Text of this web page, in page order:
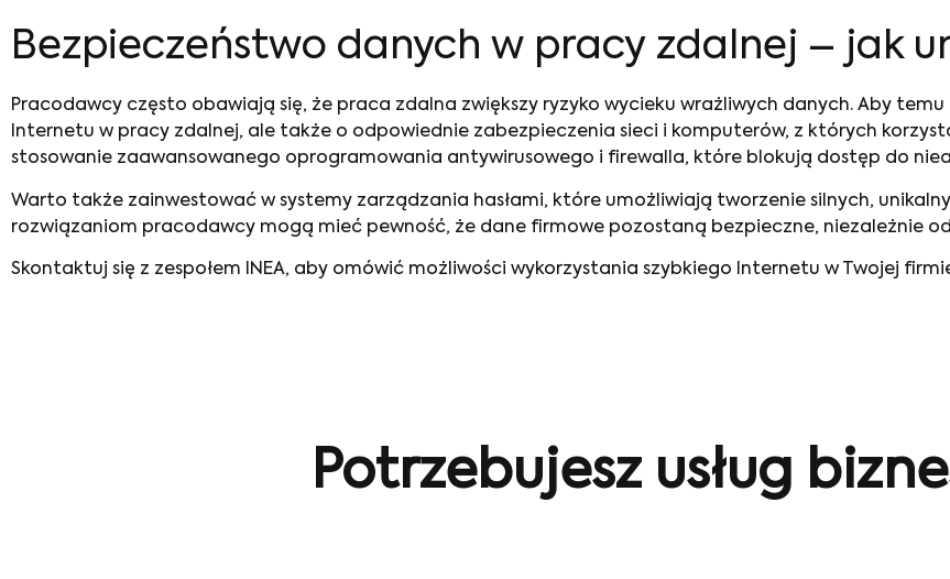
Bezpieczeństwo danych w pracy zdalnej – jak
Pracodawcy często obawiają się, że praca zdalna zwiększy ryzyko wycieku wrażliwych danych. Aby
Internetu w pracy zdalnej, ale także o odpowiednie zabezpieczenia sieci i komputerów, z których
stosowanie zaawansowanego oprogramowania antywirusowego i firewalla, które blokują dostęp do
Warto także zainwestować w systemy zarządzania hasłami, które umożliwiają tworzenie silnych,
rozwiązaniom pracodawcy mogą mieć pewność, że dane firmowe pozostaną bezpieczne, niezależnie
Skontaktuj się z zespołem INEA, aby omówić możliwości wykorzystania szybkiego Internetu w Twojej
Potrzebujesz usług